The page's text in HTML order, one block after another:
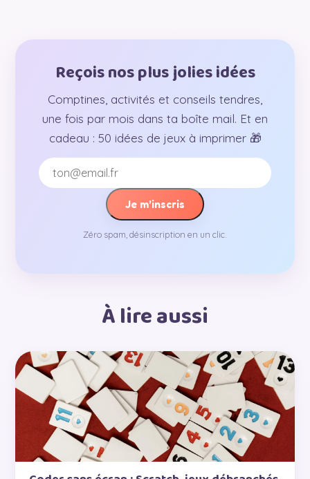
Reçois nos plus jolies idées
Comptines, activités et conseils tendres,
une fois par mois dans ta boîte mail. Et en
cadeau : 50 idées de jeux à imprimer 🎁
Je m’inscris
Zéro spam, désinscription en un clic.
À lire aussi